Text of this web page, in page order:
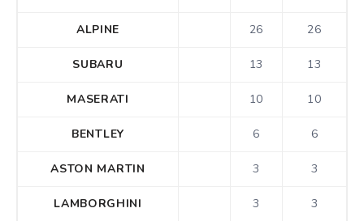
ALPINE 26 26
SUBARU 13 13
MASERATI 10 10
BENTLEY 6 6
ASTON MARTIN 3 3
LAMBORGHINI 3 3